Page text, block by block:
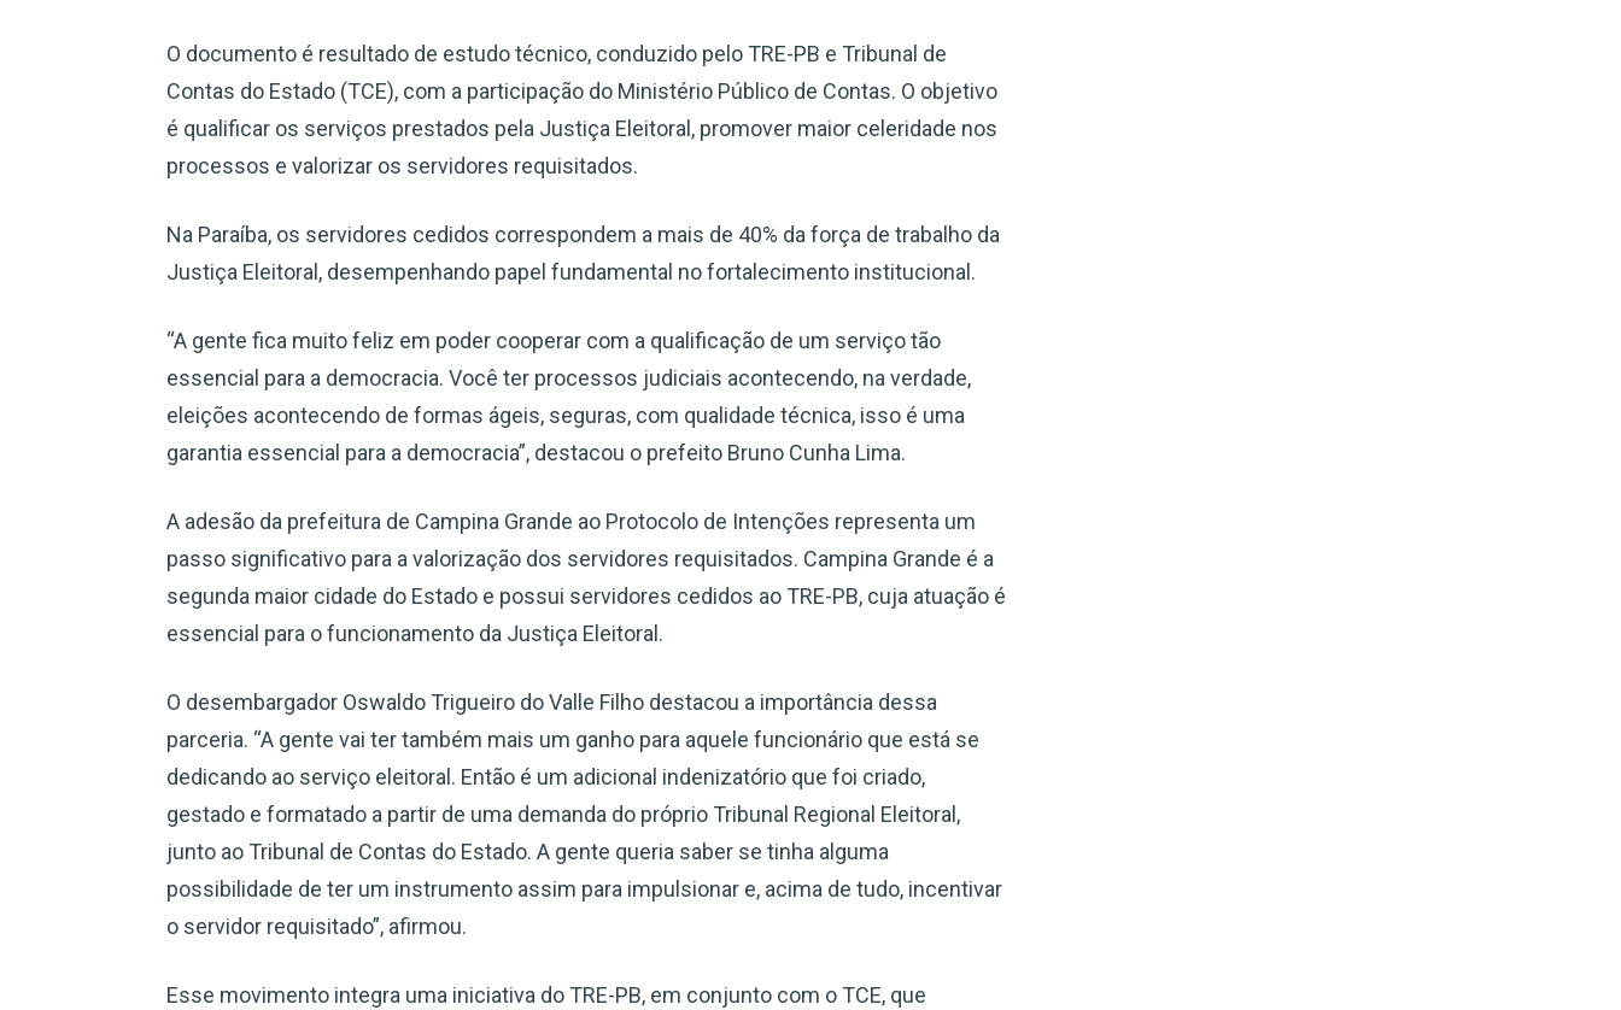
O documento é resultado de estudo técnico, conduzido pelo TRE-PB e Tribunal de
Contas do Estado (TCE), com a participação do Ministério Público de Contas. O objetivo
é qualificar os serviços prestados pela Justiça Eleitoral, promover maior celeridade nos
processos e valorizar os servidores requisitados.
Na Paraíba, os servidores cedidos correspondem a mais de 40% da força de trabalho da
Justiça Eleitoral, desempenhando papel fundamental no fortalecimento institucional.
“A gente fica muito feliz em poder cooperar com a qualificação de um serviço tão
essencial para a democracia. Você ter processos judiciais acontecendo, na verdade,
eleições acontecendo de formas ágeis, seguras, com qualidade técnica, isso é uma
garantia essencial para a democracia”, destacou o prefeito Bruno Cunha Lima.
A adesão da prefeitura de Campina Grande ao Protocolo de Intenções representa um
passo significativo para a valorização dos servidores requisitados. Campina Grande é a
segunda maior cidade do Estado e possui servidores cedidos ao TRE-PB, cuja atuação é
essencial para o funcionamento da Justiça Eleitoral.
O desembargador Oswaldo Trigueiro do Valle Filho destacou a importância dessa
parceria. “A gente vai ter também mais um ganho para aquele funcionário que está se
dedicando ao serviço eleitoral. Então é um adicional indenizatório que foi criado,
gestado e formatado a partir de uma demanda do próprio Tribunal Regional Eleitoral,
junto ao Tribunal de Contas do Estado. A gente queria saber se tinha alguma
possibilidade de ter um instrumento assim para impulsionar e, acima de tudo, incentivar
o servidor requisitado”, afirmou.
Esse movimento integra uma iniciativa do TRE-PB, em conjunto com o TCE, que